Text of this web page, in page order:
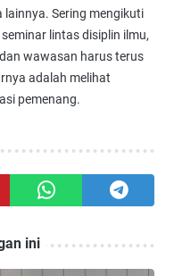
lainnya. Sering mengikuti
lintas disiplin ilmu,
wawasan harus terus
adalah melihat
pemenang.
ini